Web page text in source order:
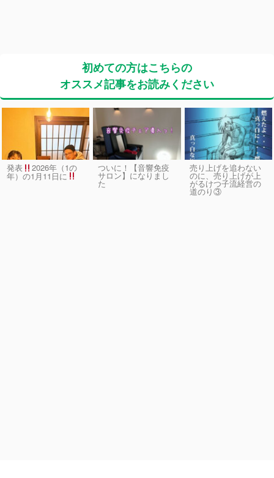
初めての方はこちらの
オススメ記事をお読みください
発表 2026年（1の
年）の1月11日に
ついに！【音響免疫
サロン】になりまし
た
売り上げを追わない
のに、売り上げが上
がるけつ子流経営の
道のり③